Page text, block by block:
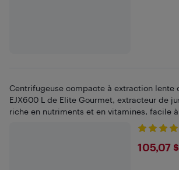
Centrifugeuse compacte à extraction lente
EJX600 L de Elite Gourmet, extracteur de
riche en nutriments et en vitamines, facile à
105,07 $